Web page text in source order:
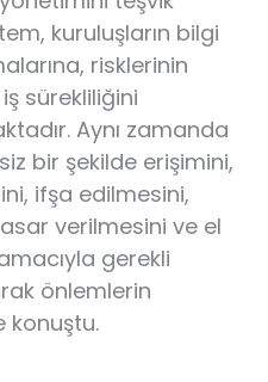
kuruluşların bilgi
risklerinin
sürekliliğini
Aynı zamanda
bir şekilde erişimini,
ifşa edilmesini,
verilmesini ve el
gerekli
önlemlerin
konuştu.